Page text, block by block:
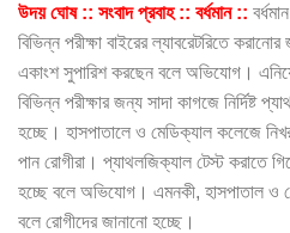
উদয় ঘোষ :: সংবাদ প্রবাহ :: বর্ধমান ::
বিভিন্ন পরীক্ষা বাইরের ল্যাবরেটরিতে
একাংশ সুপারিশ করছেন বলে অভিযোগ।
বিভিন্ন পরীক্ষার জন্য সাদা কাগজে নির্দিষ্ট
হচ্ছে। হাসপাতালে ও মেডিক্যাল কলেজে
পান রোগীরা। প্যাথলজিক্যাল টেস্ট করাতে
হচ্ছে বলে অভিযোগ। এমনকী, হাসপাতাল ও
বলে রোগীদের জানানো হচ্ছে।